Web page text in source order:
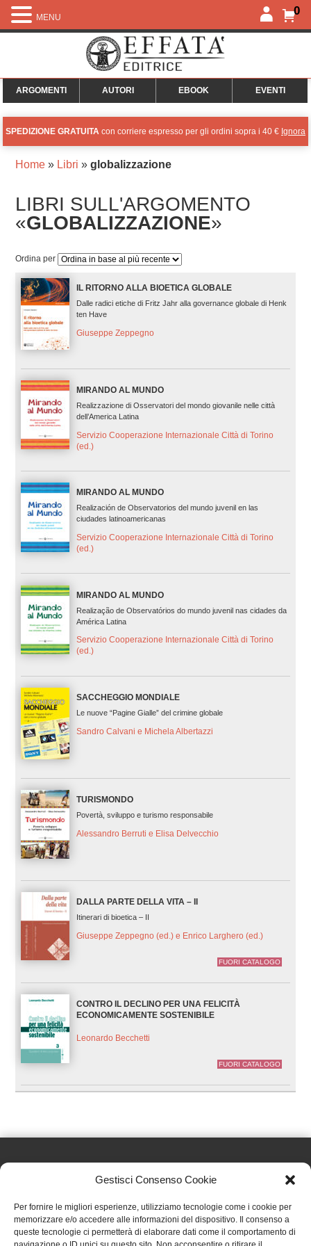
Gestisci Consenso Cookie
Per fornire le migliori esperienze, utilizziamo tecnologie come i cookie per
memorizzare e/o accedere alle informazioni del dispositivo. Il consenso a
queste tecnologie ci permetterà di elaborare dati come il comportamento di
0
ARGOMENTI AUTORI EBOOK EVENTI
SPEDIZIONE GRATUITA con corriere espresso per gli ordini sopra i 40 € Ignora
Home» Libri » globalizzazione
LIBRI SULL'ARGOMENTO
«GLOBALIZZAZIONE»
Ordina per
IL RITORNO ALLA BIOETICA GLOBALE
Dalle radici etiche di Fritz Jahr alla governance globale di Henk
ten Have
Giuseppe Zeppegno
MIRANDO AL MUNDO
Realizzazione di Osservatori del mondo giovanile nelle città
dell’America Latina
Servizio Cooperazione Internazionale Città di Torino
(ed.)
MIRANDO AL MUNDO
Realización de Observatorios del mundo juvenil en las
ciudades latinoamericanas
Servizio Cooperazione Internazionale Città di Torino
(ed.)
MIRANDO AL MUNDO
Realização de Observatórios do mundo juvenil nas cidades da
América Latina
Servizio Cooperazione Internazionale Città di Torino
(ed.)
SACCHEGGIO MONDIALE
Le nuove “Pagine Gialle” del crimine globale
Sandro Calvani e Michela Albertazzi
TURISMONDO
Povertà, sviluppo e turismo responsabile
Alessandro Berruti e Elisa Delvecchio
DALLA PARTE DELLA VITA – II
Itinerari di bioetica – II
Giuseppe Zeppegno (ed.) e Enrico Larghero (ed.)
FUORI CATALOGO
CONTRO IL DECLINO PER UNA FELICITÀ
ECONOMICAMENTE SOSTENIBILE
Leonardo Becchetti
FUORI CATALOGO
Effatà Editrice di Pellegrino Paolo SAS
C.F. e P.IVA 09655250018
Via Tre Denti, 1 - 10060 Cantalupa (TO)
MENU